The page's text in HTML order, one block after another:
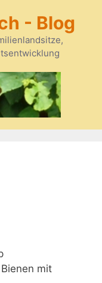
- Blog
mit